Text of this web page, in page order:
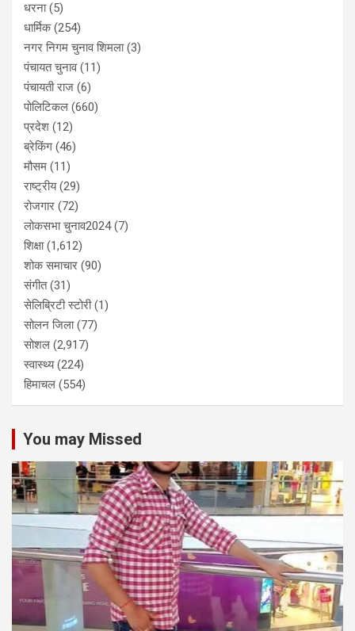
धरना(5)
धार्मिक(254)
नगर निगम चुनाव शिमला(3)
पंचायत चुनाव(11)
पंचायती राज (6)
पोलिटिकल (660)
प्रदेश (12)
ब्रेकिंग (46)
मौसम (11)
राष्ट्रीय(29)
रोजगार (72)
लोकसभा चुनाव2024(7)
शिक्षा(1,612)
शोक समाचार (90)
संगीत(31)
सेलिब्रिटी स्टोरी(1)
सोलन जिला(77)
सोशल (2,917)
स्वास्थ्य(224)
हिमाचल (554)
You may Missed